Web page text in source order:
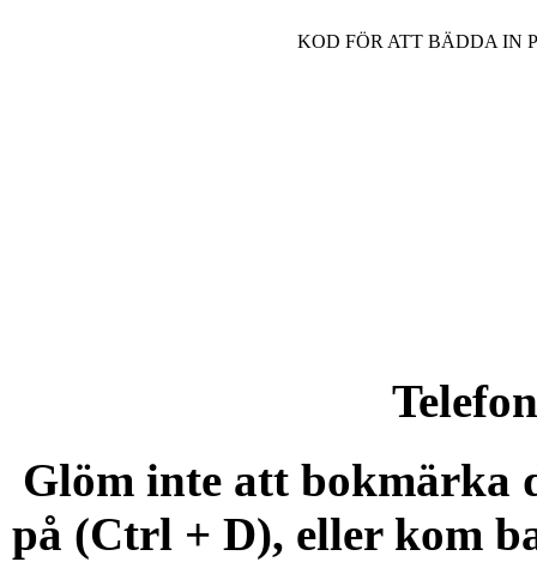
KOD FÖR ATT BÄDDA IN
Glöm inte att bokmärka
på (Ctrl + D), eller kom